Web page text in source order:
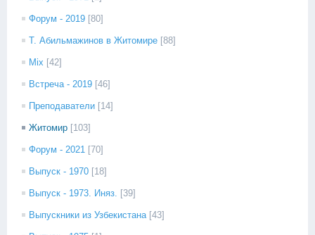
Форум - 2019 [80]
Т. Абильмажинов в Житомире [88]
Mix [42]
Встреча - 2019 [46]
Преподаватели [14]
Житомир [103]
Форум - 2021 [70]
Выпуск - 1970 [18]
Выпуск - 1973. Иняз. [39]
Выпускники из Узбекистана [43]